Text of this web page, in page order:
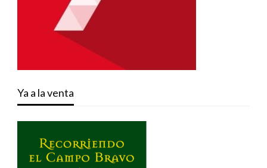
Ya a la venta